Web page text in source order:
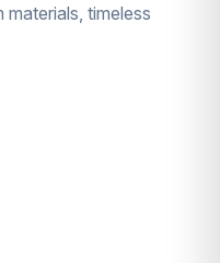
timeless